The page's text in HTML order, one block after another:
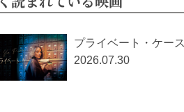
プライベート・ケース
2026.07.30